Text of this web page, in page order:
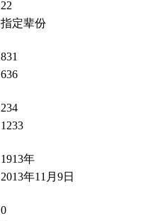
22
指定辈份
831
636
234
1233
1913年
2013年11月9日
0